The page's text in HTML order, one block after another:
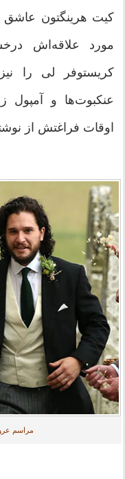
کیت هرینگتون
مورد علاقه‌اش
کریستوفر لی را
عنکبوت‌ها و آمپول
اوقات فراغتش از
مراسم